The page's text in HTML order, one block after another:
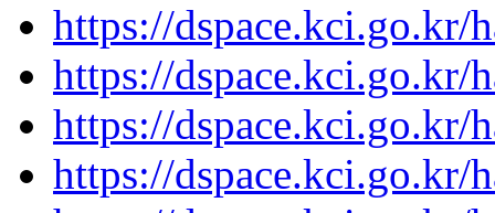
https://dspace.kci.go.kr/
https://dspace.kci.go.kr/
https://dspace.kci.go.kr/
https://dspace.kci.go.kr/